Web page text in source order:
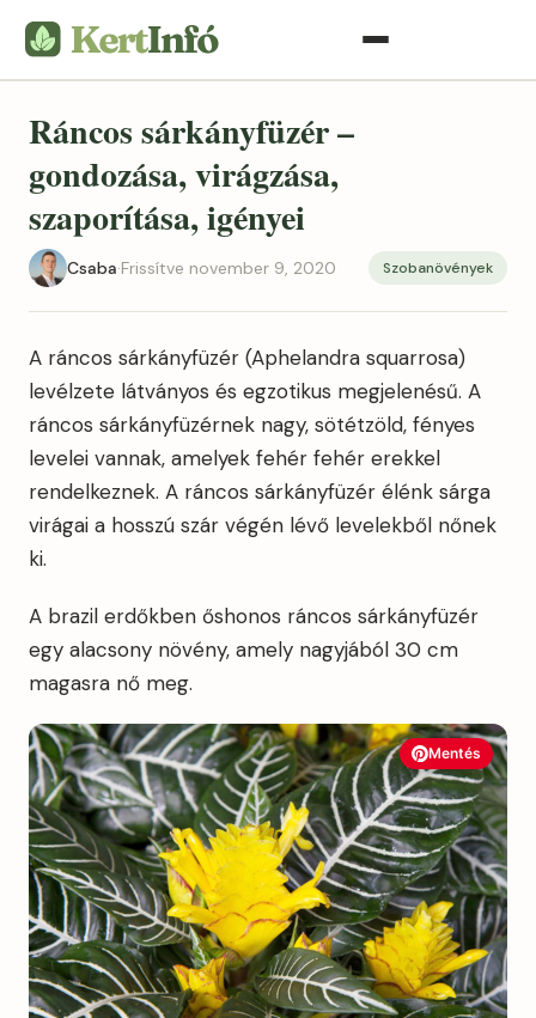
Ráncos sárkányfüzér –
gondozása, virágzása,
szaporítása, igényei
Csaba·Frissítve november 9, 2020 Szobanövények
A ráncos sárkányfüzér (Aphelandra squarrosa)
levélzete látványos és egzotikus megjelenésű. A
ráncos sárkányfüzérnek nagy, sötétzöld, fényes
levelei vannak, amelyek fehér fehér erekkel
rendelkeznek. A ráncos sárkányfüzér élénk sárga
virágai a hosszú szár végén lévő levelekből nőnek
ki.
A brazil erdőkben őshonos ráncos sárkányfüzér
egy alacsony növény, amely nagyjából 30 cm
magasra nő meg.
Mentés